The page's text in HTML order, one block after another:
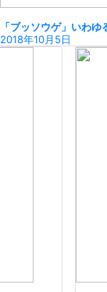
「ブッソウゲ」いわ
2018年10月5日